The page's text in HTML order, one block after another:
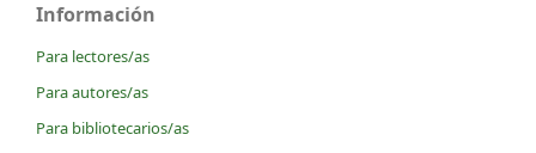
Información
Para lectores/as
Para autores/as
Para bibliotecarios/as